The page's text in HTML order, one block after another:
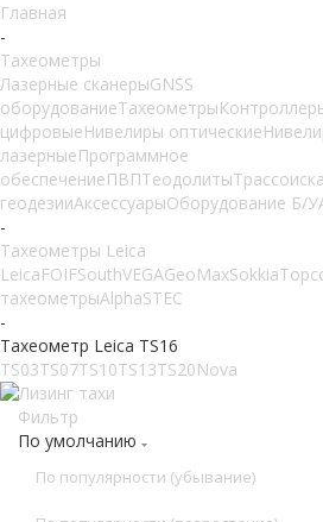
Главная
-
Тахеометры
Лазерные сканерыGNSS
оборудованиеТахеометры
цифровыеНивелиры оптические
лазерныеПрограммное
обеспечениеПВПТеодолиты
геодезииАксессуарыОборудование Б/У
-
Тахеометры Leica
LeicaFOIFSouthVEGAGeoMaxSokkia
тахеометрыAlphaSTEC
-
Тахеометр Leica TS16
TS03TS07TS10TS13TS20Nova
Фильтр
По умолчанию
По популярности (убывание)